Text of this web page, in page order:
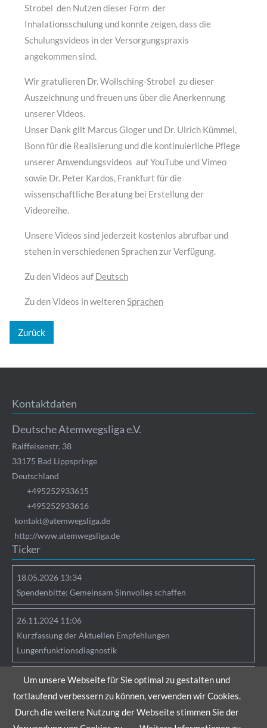
Strobel den Nutzen dieser Form der
Inhalationsschulung und konnte zeigen, dass die
Schulungsvideos in der Versorgungspraxis
angekommen sind.
Wir gratulieren Dr. Wollsching-Strobel zu dieser
Auszeichnung und freuen uns über die Anerkennung
unserer Videos.
Unser Dank gilt Marcus Gloger und Dr. Ulrich Kümmel,
Bonn für die Realisierung und die kontinuierliche Pflege
unserer Anwendungsvideos auf YouTube und Vimeo
sowie Dr. Peter Kardos, Frankfurt für die
wissenschaftliche Beratung bei Erstellung der
Videoreihe.
Unsere Videos sind jederzeit kostenlos abrufbar und
stehen in verschiedenen Sprachen zur Verfügung.
Zu den Videos auf Deutsch
Zu den Videos in weiterenSprachen
Zurück
Kontaktdaten
Deutsche Atemwegsliga e.V.
Raiffeisenstr. 38
33175 Bad Lippspringe
Deutschland
+495252933615
+495252933616
kontakt@atemwegsliga.de
http://www.atemwegsliga.de
Ticker
18.05.2026 13:34
Spendenbitte: Gemeinsam Sinnvolles schaffen
26.11.2024 11:06
Kurzfassung der Aktuellen Empfehlungen
Lungenfunktionsdiagnostik
25.04.2024 09:05
Hinweise zu Verlinkungen
Um unsere Webseite für Sie optimal zu gestalten und
fortlaufend verbessern zu können, verwenden wir Cookies.
Durch die weitere Nutzung der Webseite stimmen Sie der